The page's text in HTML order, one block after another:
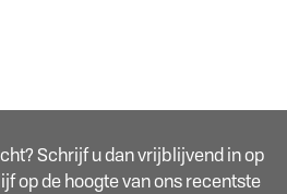
Schrijf u dan vrijblijvend in op
op de hoogte van ons recentste